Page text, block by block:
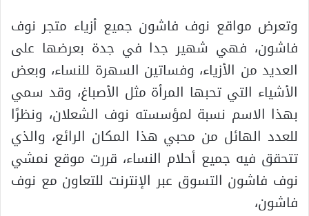
وتعرض مواقع نوف فاشون جميع أزياء متجر نوف
فاشون، فهي شهير جدا في جدة بعرضها على
العديد من الأزياء، وفساتين السهرة للنساء، وبعض
الأشياء التي تحبها المرأة مثل الأصباغ، وقد سمي
بهذا الاسم نسبة لمؤسسته نوف الشعلان، ونظرًا
للعدد الهائل من محبي هذا المكان الرائع، والذي
تتحقق فيه جميع أحلام النساء، قررت موقع نمشي
نوف فاشون التسوق عبر الإنترنت للتعاون مع نوف
فاشون،